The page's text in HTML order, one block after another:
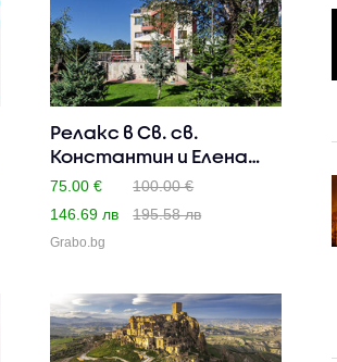
Релакс в Св. св.
Константин и Елена
през Авг..
75.00 €
100.00 €
146.69 лв
195.58 лв
Grabo.bg